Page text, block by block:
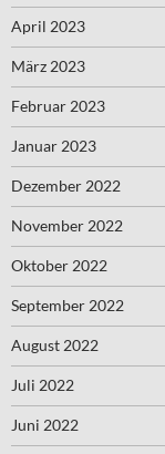
April 2023
März 2023
Februar 2023
Januar 2023
Dezember 2022
November 2022
Oktober 2022
September 2022
August 2022
Juli 2022
Juni 2022